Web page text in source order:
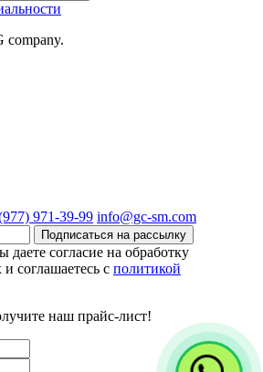
971-39-99 info@gc-sm.com
Подписаться на рассылку
согласие на обработку
соглашаетесь c политикой
наш прайс-лист!